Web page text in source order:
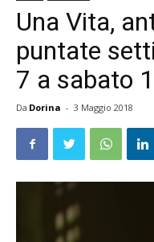
Una Vita,
puntate
7 a sabato
Da Dorina - 3 Maggio 2018